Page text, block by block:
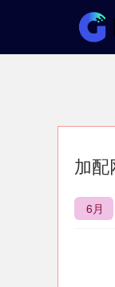
加配
6月